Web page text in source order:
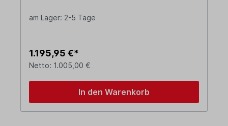
am Lager: 2-5 Tage
1.195,95 €*
Netto: 1.005,00 €
In den Warenkorb